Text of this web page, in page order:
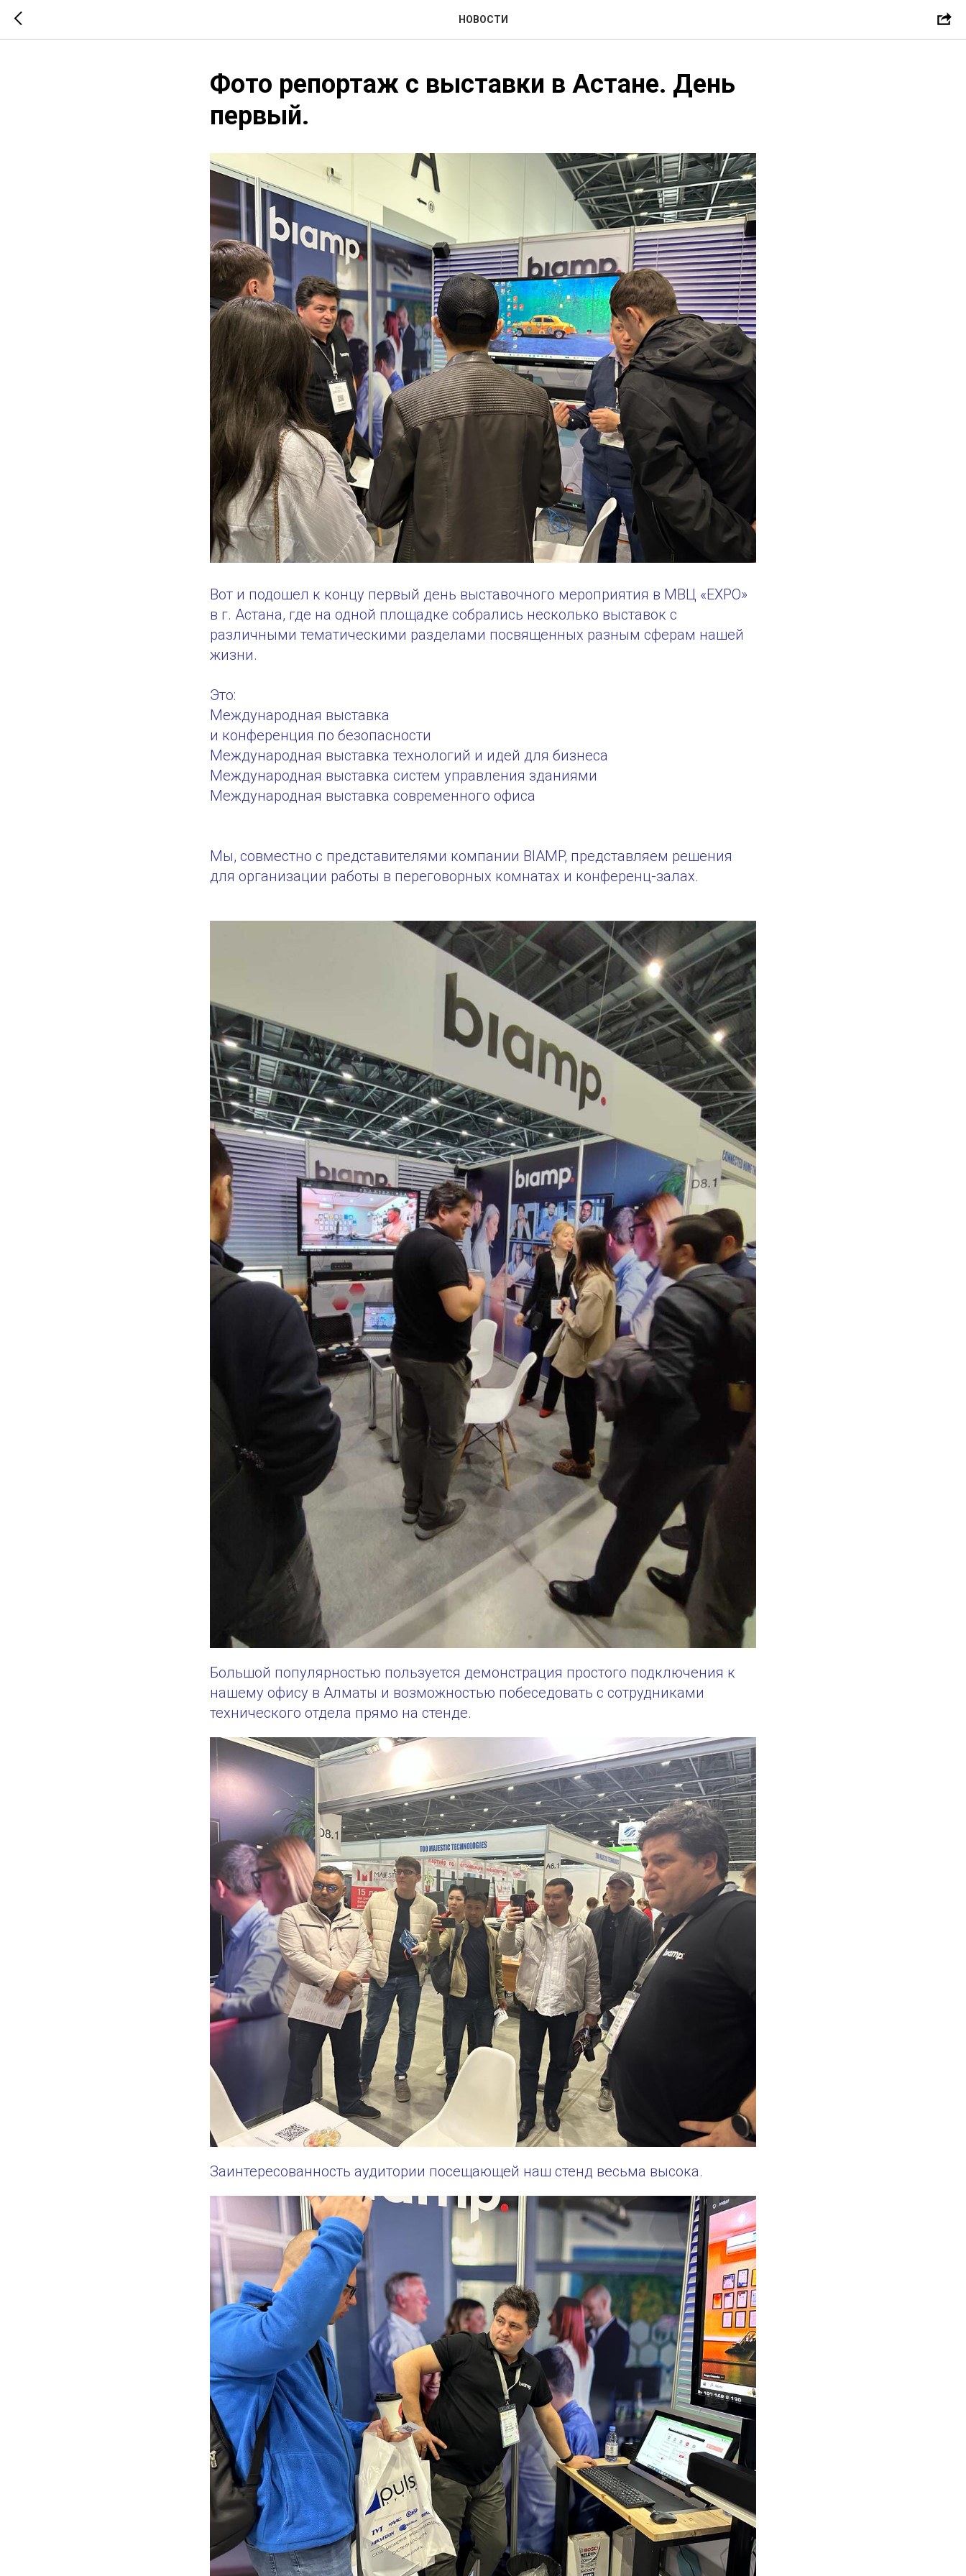
НОВОСТИ
Фото репортаж с выставки в Астане. День
первый.
Вот и подошел к концу первый день выставочного мероприятия в МВЦ «EXPO»
в г. Астана, где на одной площадке собрались несколько выставок с
различными тематическими разделами посвященных разным сферам нашей
жизни.
Это:
Международная выставка
и конференция по безопасности
Международная выставка технологий и идей для бизнеса
Международная выставка систем управления зданиями
Международная выставка современного офиса
Мы, совместно с представителями компании BIAMP, представляем решения
для организации работы в переговорных комнатах и конференц-залах.
Большой популярностью пользуется демонстрация простого подключения к
нашему офису в Алматы и возможностью побеседовать с сотрудниками
технического отдела прямо на стенде.
Заинтересованность аудитории посещающей наш стенд весьма высока.